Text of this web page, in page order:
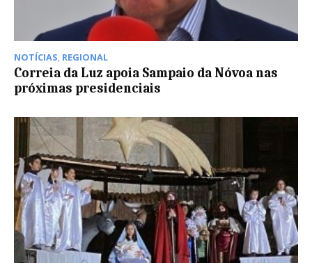
NOTÍCIAS, REGIONAL
Correia da Luz apoia Sampaio da Nóvoa nas
próximas presidenciais